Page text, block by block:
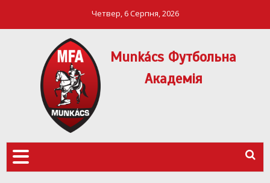
Четвер, 6 Серпня, 2026
Munkács Футбольна
Академія